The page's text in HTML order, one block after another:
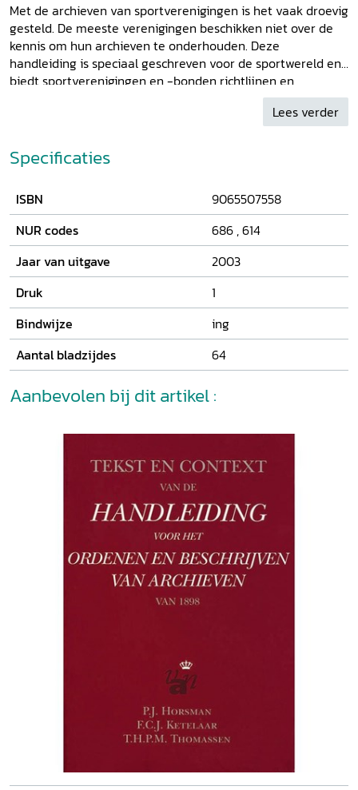
Met de archieven van sportverenigingen is het vaak droevig
gesteld. De meeste verenigingen beschikken niet over de
kennis om hun archieven te onderhouden. Deze
handleiding is speciaal geschreven voor de sportwereld en
biedt sportverenigingen en -bonden richtlijnen en
adviezen voor het beheer van het eigen historische archief.
Aan de hand van praktijkvoorbeelden bespreekt Wilfred
selectiecriteria, de ordening en beschrijving van het
materiaal, de materiële verzorging van de archiefstukken
aandacht voor foto's en voorwerpen, die immers vaak een
belangrijk onderdeel vormen van een sportarchief. Stap
voor stap wordt uitgelegd hoe de archivering van
sporthistorisch bronnenmateriaal aangepakt kan worden
en welke instanties hulp kunnen bieden.
Lees verder
Specificaties
ISBN
9065507558
NUR codes
686 ,614
Jaar van uitgave
2003
Druk
1
Bindwijze
ing
Aantal bladzijdes
64
Aanbevolen bij dit artikel :